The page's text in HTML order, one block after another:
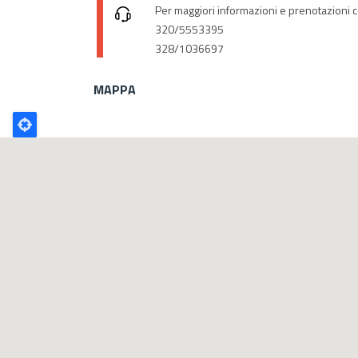
Per maggiori informazioni e prenotazioni
320/5553395
328/1036697
MAPPA
Poligono
GEO